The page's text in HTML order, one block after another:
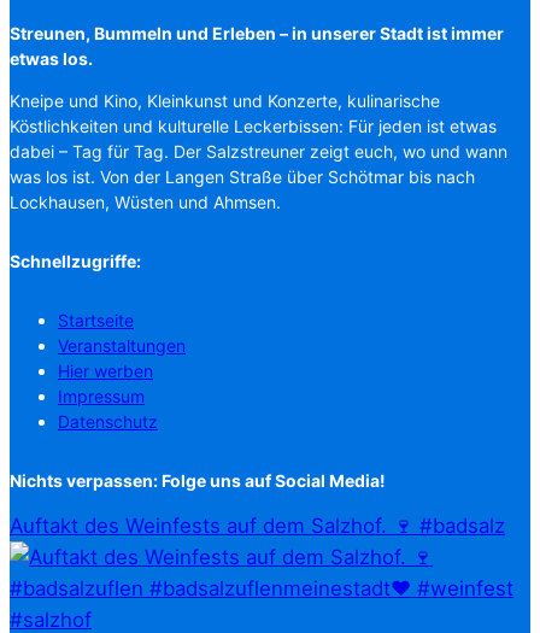
Streunen, Bummeln und Erleben – in unserer Stadt ist immer
etwas los.
Kneipe und Kino, Kleinkunst und Konzerte, kulinarische
Köstlichkeiten und kulturelle Leckerbissen: Für jeden ist etwas
dabei – Tag für Tag. Der Salzstreuner zeigt euch, wo und wann
was los ist. Von der Langen Straße über Schötmar bis nach
Lockhausen, Wüsten und Ahmsen.
Schnellzugriffe:
Startseite
Veranstaltungen
Hier werben
Impressum
Datenschutz
Nichts verpassen: Folge uns auf Social Media!
Auftakt des Weinfests auf dem Salzhof. 🍷 #badsalz